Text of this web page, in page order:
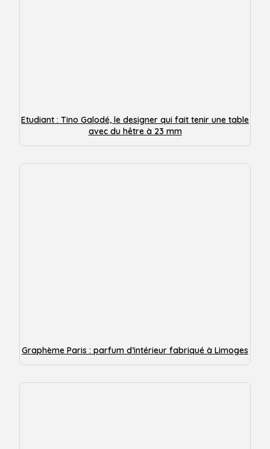
Etudiant : Tino Galodé, le designer qui fait tenir une table
avec du hêtre à 23 mm
Graphème Paris : parfum d’intérieur fabriqué à Limoges